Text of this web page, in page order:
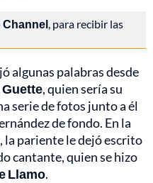
Channel, para recibir las
algunas palabras desde
, quien sería su
serie de fotos junto a él
de fondo. En la
la pariente le dejó escrito
cantante, quien se hizo
Llamo.